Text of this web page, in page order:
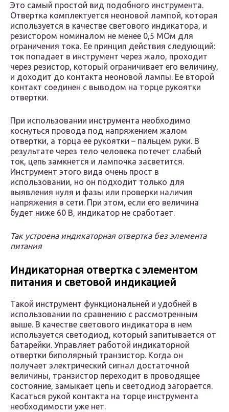
Это самый простой вид подобного инструмента.
Отвертка комплектуется неоновой лампой, которая
используется в качестве светового индикатора, и
резистором номиналом не менее 0,5 МОм для
ограничения тока. Ее принцип действия следующий:
ток попадает в инструмент через жало, проходит
через резистор, который ограничивает его величину,
и доходит до контакта неоновой лампы. Ее второй
контакт соединен с выводом на торце рукоятки
отвертки.
При использовании инструмента необходимо
коснуться провода под напряжением жалом
отвертки, а торца ее рукоятки – пальцем руки. В
результате через тело человека потечет слабый
ток, цепь замкнется и лампочка засветится.
Инструмент этого вида очень прост в
использовании, но он подходит только для
выявления нуля и фазы или проверки наличия
напряжения в сети. При этом, если его величина
будет ниже 60 В, индикатор не сработает.
Так устроена индикаторная отвертка без элемента
питания
Индикаторная отвертка с элементом
питания и световой индикацией
Такой инструмент функциональней и удобней в
использовании по сравнению с рассмотренным
выше. В качестве светового индикатора в нем
используется светодиод, который запитывается от
батарейки. Управляет работой индикаторной
отвертки биполярный транзистор. Когда он
получает электрический сигнал достаточной
величины, транзистор переходит в проводящее
состояние, замыкает цепь и светодиод загорается.
Касаться рукой контакта на торце инструмента
необходимости уже нет.